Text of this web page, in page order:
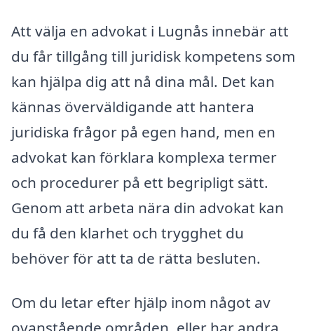
Att välja en advokat i Lugnås innebär att
du får tillgång till juridisk kompetens som
kan hjälpa dig att nå dina mål. Det kan
kännas överväldigande att hantera
juridiska frågor på egen hand, men en
advokat kan förklara komplexa termer
och procedurer på ett begripligt sätt.
Genom att arbeta nära din advokat kan
du få den klarhet och trygghet du
behöver för att ta de rätta besluten.
Om du letar efter hjälp inom något av